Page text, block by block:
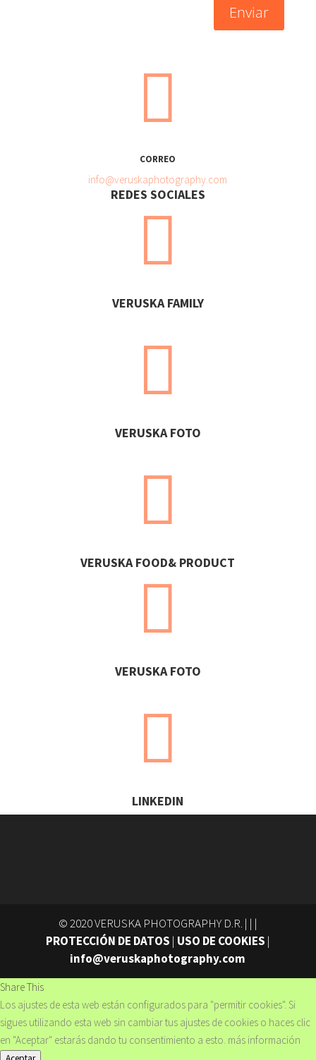
Enviar

CORREO
info@veruskaphotography.com
REDES SOCIALES

VERUSKA FAMILY

VERUSKA FOTO

VERUSKA FOOD& PRODUCT

VERUSKA FOTO

LINKEDIN
© 2020 VERUSKA PHOTOGRAPHY D.R. | | |
PROTECCIÓN DE DATOS | USO DE COOKIES |
info@veruskaphotography.com
Share This
Los ajustes de esta web están configurados para "permitir cookies". Si
sigues utilizando esta web sin cambiar tus ajustes de cookies o haces clic
en "Aceptar" estarás dando tu consentimiento a esto. más información